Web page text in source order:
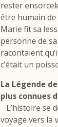
rester
être humain de
Marie fit sa
personne de
racontaient
c’était un
La Légende
plus connues
L’histoire se
voyage vers la